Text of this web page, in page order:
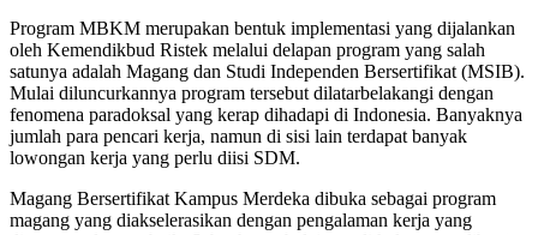
Program MBKM merupakan bentuk implementasi yang dijalankan
oleh Kemendikbud Ristek melalui delapan program yang salah
satunya adalah Magang dan Studi Independen Bersertifikat (MSIB).
Mulai diluncurkannya program tersebut dilatarbelakangi dengan
fenomena paradoksal yang kerap dihadapi di Indonesia. Banyaknya
jumlah para pencari kerja, namun di sisi lain terdapat banyak
lowongan kerja yang perlu diisi SDM.
Magang Bersertifikat Kampus Merdeka dibuka sebagai program
magang yang diakselerasikan dengan pengalaman kerja yang